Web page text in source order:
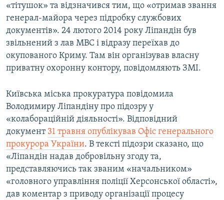
«тітушок» та відзначився тим, що «отримав звання
генерал-майора через підробку службових
документів». 24 лютого 2014 року Ліпандін був
звільнений з лав МВС і відразу переїхав до
окупованого Криму. Там він організував власну
приватну охоронну контору, повідомляють ЗМІ.
Київська міська прокуратура повідомила
Володимиру Ліпандіну про підозру у
«колабораційній діяльності». Відповідний
документ 31 травня опублікував Офіс генерального
прокурора України. В тексті підозри сказано, що
«Ліпандін надав добровільну згоду та,
представляючись так званим «начальником»
«головного управління поліції Херсонської області»,
дав коментар з приводу організації процесу